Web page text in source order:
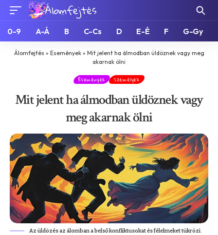
0-9 A-Á B C-Cs D E-É F G-Gy
Álomfejtés » Események» Mit jelent ha álmodban üldöznek vagy meg
akarnak ölni
Események Személyek
Mit jelent ha álmodban üldöznek vagy
meg akarnak ölni
Az üldözés az álomban a belső konfliktusokat és félelmeket tükrözi.